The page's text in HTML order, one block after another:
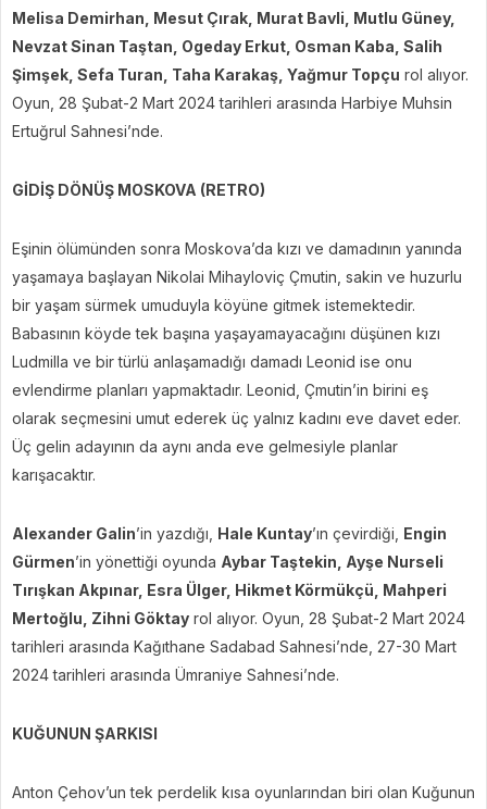
Melisa Demirhan, Mesut Çırak, Murat Bavli, Mutlu Güney,
Nevzat Sinan Taştan, Ogeday Erkut, Osman Kaba, Salih
Şimşek, Sefa Turan, Taha Karakaş, Yağmur Topçu rol alıyor.
Oyun, 28 Şubat-2 Mart 2024 tarihleri arasında Harbiye Muhsin
Ertuğrul Sahnesi’nde.
GİDİŞ DÖNÜŞ MOSKOVA (RETRO)
Eşinin ölümünden sonra Moskova’da kızı ve damadının yanında
yaşamaya başlayan Nikolai Mihayloviç Çmutin, sakin ve huzurlu
bir yaşam sürmek umuduyla köyüne gitmek istemektedir.
Babasının köyde tek başına yaşayamayacağını düşünen kızı
Ludmilla ve bir türlü anlaşamadığı damadı Leonid ise onu
evlendirme planları yapmaktadır. Leonid, Çmutin’in birini eş
olarak seçmesini umut ederek üç yalnız kadını eve davet eder.
Üç gelin adayının da aynı anda eve gelmesiyle planlar
karışacaktır.
Alexander Galin’in yazdığı, Hale Kuntay’ın çevirdiği, Engin
Gürmen’in yönettiği oyunda Aybar Taştekin, Ayşe Nurseli
Tırışkan Akpınar, Esra Ülger, Hikmet Körmükçü, Mahperi
Mertoğlu, Zihni Göktay rol alıyor. Oyun, 28 Şubat-2 Mart 2024
tarihleri arasında Kağıthane Sadabad Sahnesi’nde, 27-30 Mart
2024 tarihleri arasında Ümraniye Sahnesi’nde.
KUĞUNUN ŞARKISI
Anton Çehov’un tek perdelik kısa oyunlarından biri olan Kuğunun